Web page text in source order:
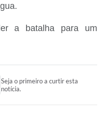
a batalha para um
Seja o primeiro a curtir esta
notícia.